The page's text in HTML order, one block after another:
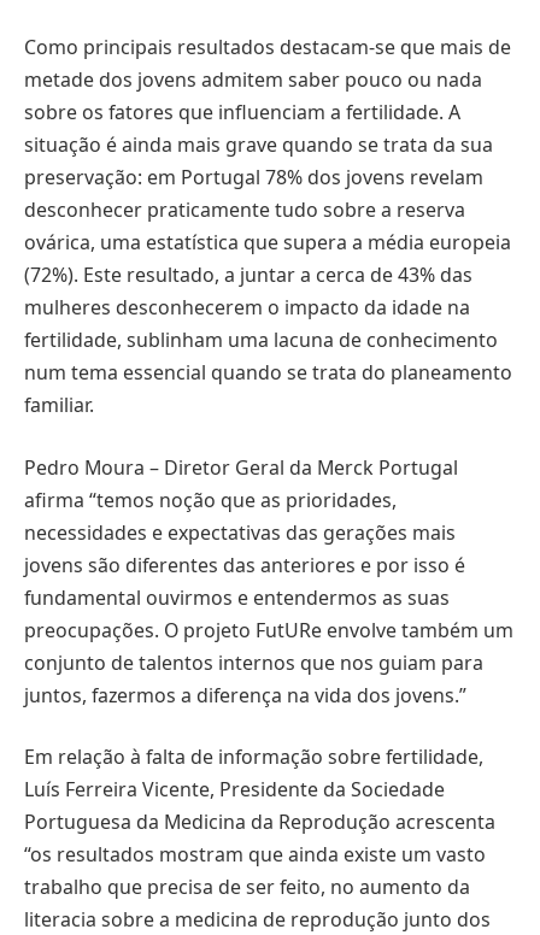
Como principais resultados destacam-se que mais de
metade dos jovens admitem saber pouco ou nada
sobre os fatores que influenciam a fertilidade. A
situação é ainda mais grave quando se trata da sua
preservação: em Portugal 78% dos jovens revelam
desconhecer praticamente tudo sobre a reserva
ovárica, uma estatística que supera a média europeia
(72%). Este resultado, a juntar a cerca de 43% das
mulheres desconhecerem o impacto da idade na
fertilidade, sublinham uma lacuna de conhecimento
num tema essencial quando se trata do planeamento
familiar.
Pedro Moura – Diretor Geral da Merck Portugal
afirma “temos noção que as prioridades,
necessidades e expectativas das gerações mais
jovens são diferentes das anteriores e por isso é
fundamental ouvirmos e entendermos as suas
preocupações. O projeto FutURe envolve também um
conjunto de talentos internos que nos guiam para
juntos, fazermos a diferença na vida dos jovens.”
Em relação à falta de informação sobre fertilidade,
Luís Ferreira Vicente, Presidente da Sociedade
Portuguesa da Medicina da Reprodução acrescenta
“os resultados mostram que ainda existe um vasto
trabalho que precisa de ser feito, no aumento da
literacia sobre a medicina de reprodução junto dos